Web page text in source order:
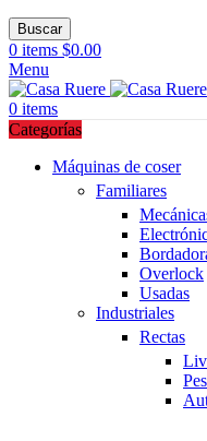
Buscar
0 items $0.00
Menu
0 items
Categorías
Máquinas de coser
Familiares
Overlock
Usadas
Industriales
Rectas